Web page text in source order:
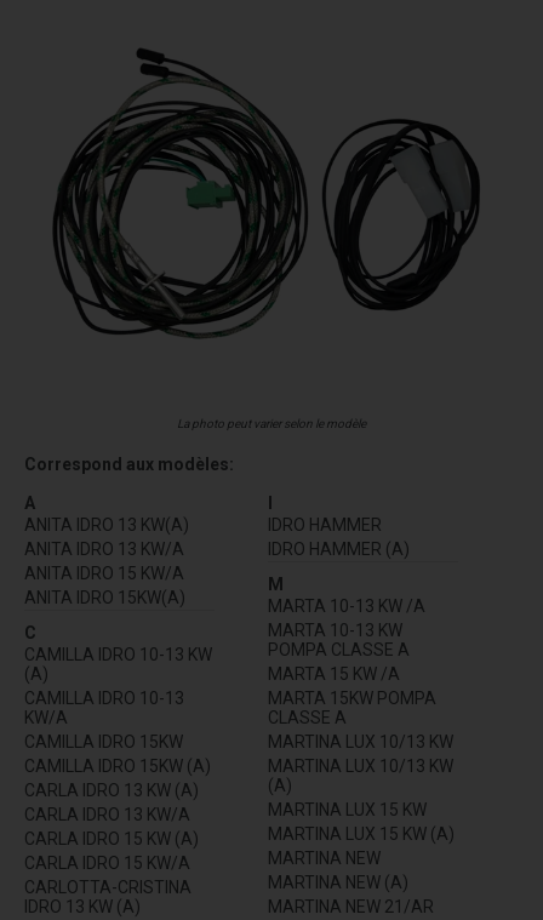
La photo peut varier selon le modèle
Correspond aux modèles:
A
ANITA IDRO 13 KW(A)
ANITA IDRO 13 KW/A
ANITA IDRO 15 KW/A
ANITA IDRO 15KW(A)
C
CAMILLA IDRO 10-13 KW
(A)
CAMILLA IDRO 10-13
KW/A
CAMILLA IDRO 15KW
CAMILLA IDRO 15KW (A)
CARLA IDRO 13 KW (A)
CARLA IDRO 13 KW/A
CARLA IDRO 15 KW (A)
CARLA IDRO 15 KW/A
CARLOTTA-CRISTINA
IDRO 13 KW (A)
IDRO HAMMER
IDRO HAMMER (A)
M
MARTA 10-13 KW /A
MARTA 10-13 KW
POMPA CLASSE A
MARTA 15 KW /A
MARTA 15KW POMPA
CLASSE A
MARTINA LUX 10/13 KW
MARTINA LUX 10/13 KW
(A)
MARTINA LUX 15 KW
MARTINA LUX 15 KW (A)
MARTINA NEW
MARTINA NEW (A)
MARTINA NEW 21/AR